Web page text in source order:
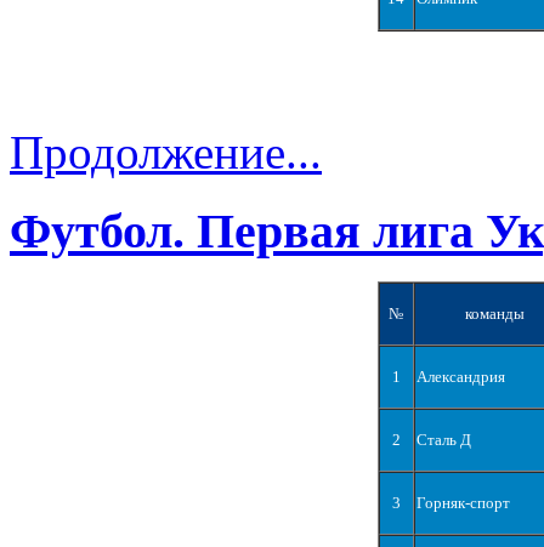
Продолжение...
Футбол. Первая лига
№ команды
1 Александрия
2 Сталь Д
3 Горняк-спорт